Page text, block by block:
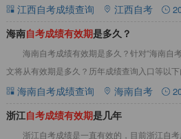
格证明原件，其自考成绩均有效。详情如下：
江西自考成绩查询 江西自考
海南自考成绩有效期是多久？
海南自考成绩有效期是多久？针对“海南自
文将从有效期是多久？历年成绩查询入口等以
文。一、海南自考成绩有效期是多久？海南自考
海南自考成绩查询 海南自考
浙江自考成绩有效期是几年
浙江自考成绩是一直有效的，目前浙江自